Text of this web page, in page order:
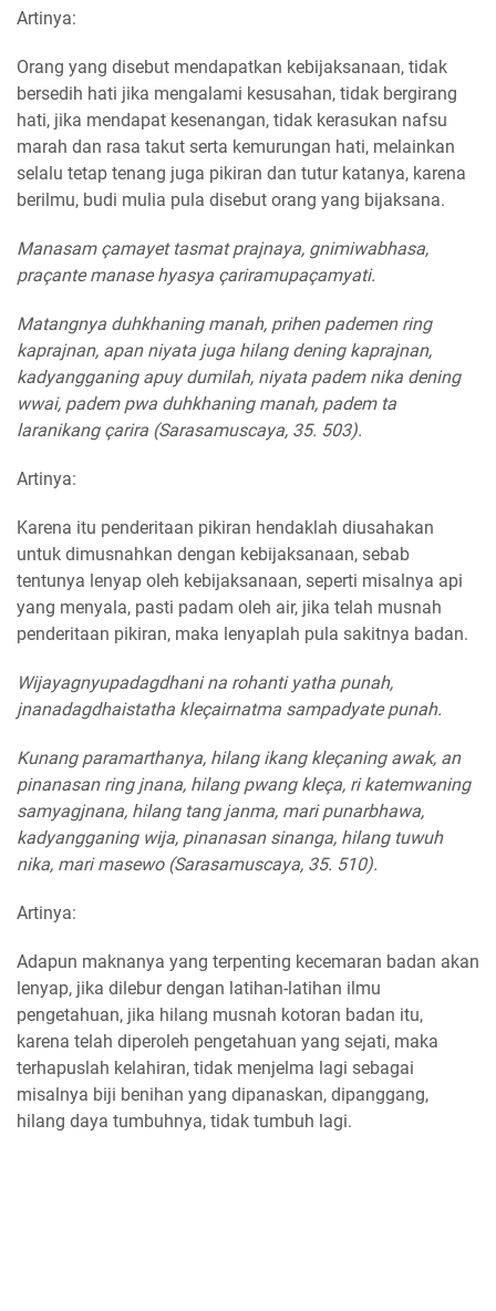
Artinya:
Orang yang disebut mendapatkan kebijaksanaan, tidak
bersedih hati jika mengalami kesusahan, tidak bergirang
hati, jika mendapat kesenangan, tidak kerasukan nafsu
marah dan rasa takut serta kemurungan hati, melainkan
selalu tetap tenang juga pikiran dan tutur katanya, karena
berilmu, budi mulia pula disebut orang yang bijaksana.
Manasam çamayet tasmat prajnaya, gnimiwabhasa,
praçante manase hyasya çariramupaçamyati.
Matangnya duhkhaning manah, prihen pademen ring
kaprajnan, apan niyata juga hilang dening kaprajnan,
kadyangganing apuy dumilah, niyata padem nika dening
wwai, padem pwa duhkhaning manah, padem ta
laranikang çarira (Sarasamuscaya, 35. 503).
Artinya:
Karena itu penderitaan pikiran hendaklah diusahakan
untuk dimusnahkan dengan kebijaksanaan, sebab
tentunya lenyap oleh kebijaksanaan, seperti misalnya api
yang menyala, pasti padam oleh air, jika telah musnah
penderitaan pikiran, maka lenyaplah pula sakitnya badan.
Wijayagnyupadagdhani na rohanti yatha punah,
jnanadagdhaistatha kleçairnatma sampadyate punah.
Kunang paramarthanya, hilang ikang kleçaning awak, an
pinanasan ring jnana, hilang pwang kleça, ri katemwaning
samyagjnana, hilang tang janma, mari punarbhawa,
kadyangganing wija, pinanasan sinanga, hilang tuwuh
nika, mari masewo (Sarasamuscaya, 35. 510).
Artinya:
Adapun maknanya yang terpenting kecemaran badan akan
lenyap, jika dilebur dengan latihan-latihan ilmu
pengetahuan, jika hilang musnah kotoran badan itu,
karena telah diperoleh pengetahuan yang sejati, maka
terhapuslah kelahiran, tidak menjelma lagi sebagai
misalnya biji benihan yang dipanaskan, dipanggang,
hilang daya tumbuhnya, tidak tumbuh lagi.